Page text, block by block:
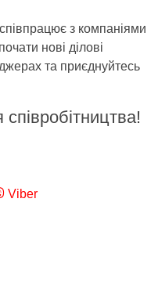
з компаніями
нові ділові
та приєднуйтесь
Viber